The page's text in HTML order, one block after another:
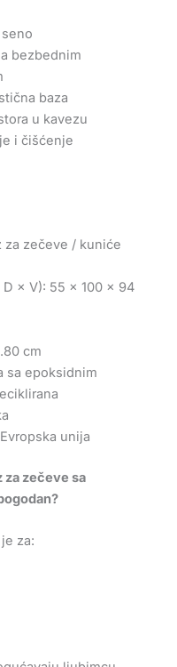
bezbednim
baza
u kavezu
i čišćenje
za zečeve / kuniće
× V): 55 × 100 × 94
cm
sa epoksidnim
unija
za zečeve sa
za: